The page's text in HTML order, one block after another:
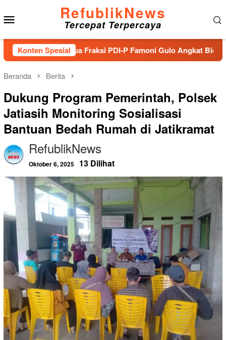
ke
konten
RefublikNews
Tercepat Terpercaya
Konten Spesial
Ketua Fraksi PDI-P Famoni Gulo Angkat Bicara Terkait
Beranda Berita
Dukung Program Pemerintah, Polsek
Jatiasih Monitoring Sosialisasi
Bantuan Bedah Rumah di Jatikramat
RefublikNews
Oktober 6, 2025 13 Dilihat